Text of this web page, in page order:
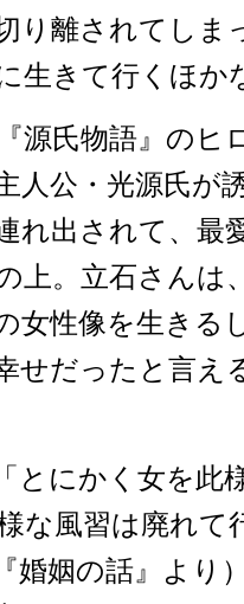
り離されてしま
生きて行くほか
源氏物語』のヒ
人公・光源氏が
れ出されて、最
上。立石さんは
女性像を生きる
せだったと言え
とにかく女を此
な風習は廃れて
婚姻の話』より